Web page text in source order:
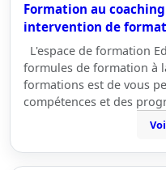
Formation au
intervention de
L'espace de formation
formules de formation à
formations est de vous
compétences et des